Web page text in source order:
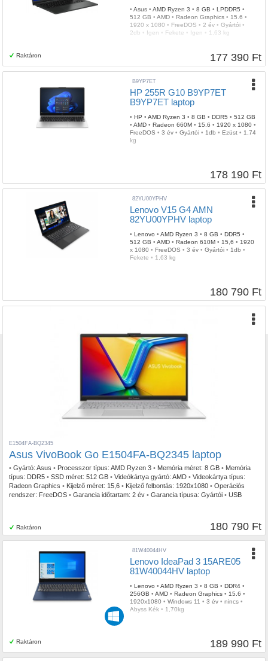
Raktáron
• Asus • AMD Ryzen 3 • 8 GB • LPDDR5 •
512 GB • AMD • Radeon Graphics • 15.6 •
1920 x 1080 • FreeDOS • 2 év • Gyártói •
2db • Igen • Fekete • Igen • 1,63 kg
177 390 Ft
B9YP7ET
HP 255R G10 B9YP7ET
B9YP7ET laptop
• HP • AMD Ryzen 3 • 8 GB • DDR5 • 512 GB
• AMD • Radeon 660M • 15.6 • 1920 x 1080 •
FreeDOS • 3 év • Gyártói • 1db • Ezüst • 1,74
kg
178 190 Ft
82YU00YPHV
Lenovo V15 G4 AMN
82YU00YPHV laptop
• Lenovo • AMD Ryzen 3 • 8 GB • DDR5 •
512 GB • AMD • Radeon 610M • 15,6 • 1920
x 1080 • FreeDOS • 3 év • Gyártói • 1db •
Fekete • 1,63 kg
180 790 Ft
Raktáron
E1504FA-BQ2345
Asus VivoBook Go E1504FA-BQ2345 laptop
• Gyártó: Asus • Processzor típus: AMD Ryzen 3 • Memória méret: 8 GB • Memória
típus: DDR5 • SSD méret: 512 GB • Videókártya gyártó: AMD • Videokártya típus:
Radeon Graphics • Kijelző méret: 15,6 • Kijelző felbontás: 1920x1080 • Operációs
rendszer: FreeDOS • Garancia időtartam: 2 év • Garancia típusa: Gyártói • USB
180 790 Ft
Raktáron
81W40044HV
Lenovo IdeaPad 3 15ARE05
81W40044HV laptop
• Lenovo • AMD Ryzen 3 • 8 GB • DDR4 •
256GB • AMD • Radeon Graphics • 15.6 •
1920x1080 • Windows 11 • 3 év • nincs •
Abyss Kék • 1,70kg
189 990 Ft